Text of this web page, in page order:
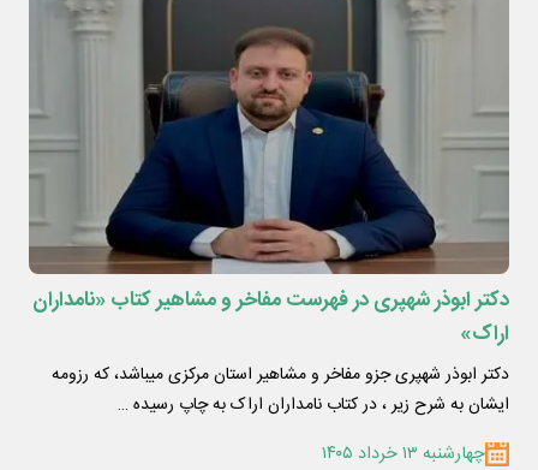
دکتر ابوذر شهپری در فهرست مفاخر و مشاهیر کتاب «نامداران
اراک»
دکتر ابوذر شهپری جزو مفاخر و مشاهیر استان مرکزی میباشد، که رزومه
ایشان به شرح زیر ، در کتاب نامداران اراک به چاپ رسیده …
چهارشنبه ۱۳ خرداد ۱۴۰۵